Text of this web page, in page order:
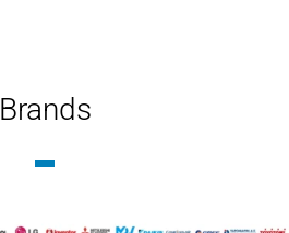
ΕΝΕΡΓΕΙΑΚΉ ΚΛΆΣΗ
Brands